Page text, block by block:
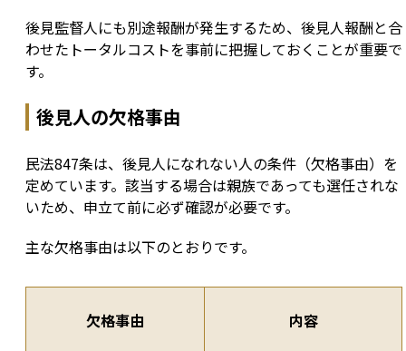
後見監督人にも別途報酬が発生するため、後見人報酬と合
わせたトータルコストを事前に把握しておくことが重要で
す。
後見人の欠格事由
民法847条は、後見人になれない人の条件（欠格事由）を
定めています。該当する場合は親族であっても選任されな
いため、申立て前に必ず確認が必要です。
主な欠格事由は以下のとおりです。
欠格事由 内容